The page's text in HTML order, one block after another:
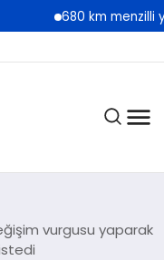
680 km menzilli yeni
vurgusu yaparak